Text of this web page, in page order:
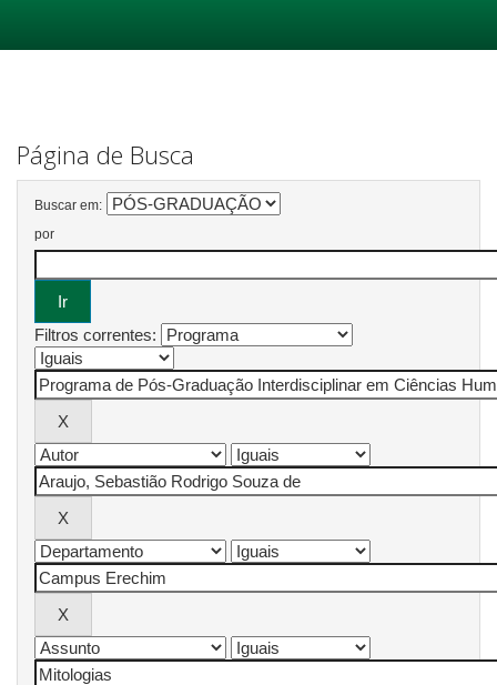
Página de Busca
Buscar em:
por
Filtros correntes: